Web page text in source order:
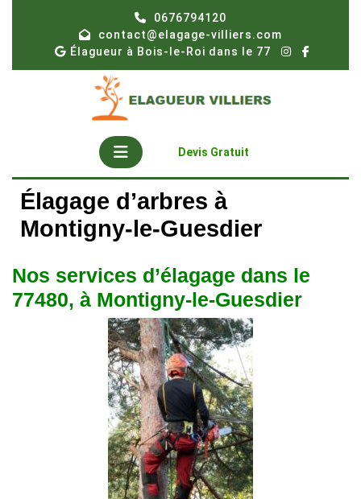
0676794120
contact@elagage-villiers.com
Élagueur à Bois-le-Roi dans le 77
Open
Button
Devis Gratuit
Élagage d’arbres à
Montigny-le-Guesdier
Nos services d’élagage dans le
77480, à Montigny-le-Guesdier